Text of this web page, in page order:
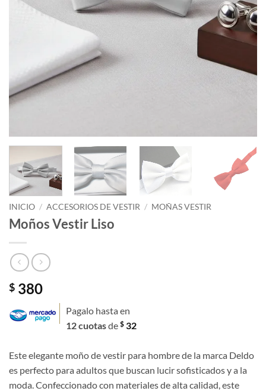
INICIO / ACCESORIOS DE VESTIR / MOÑAS VESTIR
Moños Vestir Liso
$ 380
Pagalo hasta en
12 cuotasde $ 32
Este elegante moño de vestir para hombre de la marca Deldo
es perfecto para adultos que buscan lucir sofisticados y a la
moda. Confeccionado con materiales de alta calidad, este